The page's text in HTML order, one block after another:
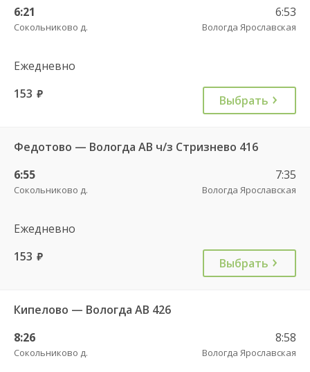
6:21
Сокольниково д.
6:53
Вологда Ярославская
Ежедневно
153 руб. Выбрать
Федотово — Вологда АВ ч/з Стризнево 416
6:55
Сокольниково д.
7:35
Вологда Ярославская
Ежедневно
153 руб. Выбрать
Кипелово — Вологда АВ 426
8:26
Сокольниково д.
8:58
Вологда Ярославская